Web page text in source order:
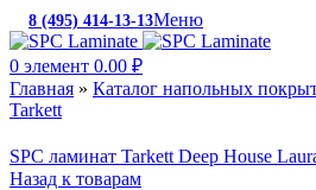
8 (495) 414-13-13Меню
0 элемент 0.00 ₽
Главная » Каталог напольных
Tarkett
SPC ламинат Tarkett Deep House
Назад к товарам